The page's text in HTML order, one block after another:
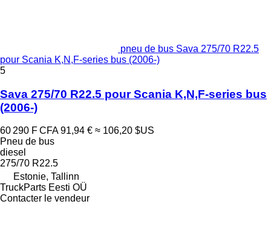
pneu de bus Sava 275/70 R22.5
pour Scania K,N,F-series bus (2006-)
5
Sava 275/70 R22.5 pour Scania K,N,F-series bus
(2006-)
60 290 F CFA 91,94 € ≈ 106,20 $US
Pneu de bus
diesel
275/70 R22.5
Estonie, Tallinn
TruckParts Eesti OÜ
Contacter le vendeur